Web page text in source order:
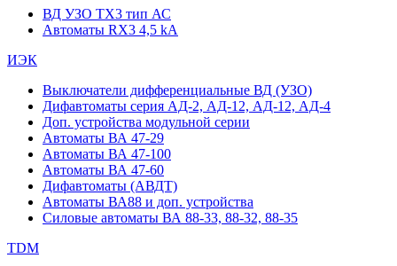
ВД УЗО TX3 тип АС
Автоматы RX3 4,5 kA
ИЭК
Выключатели дифференциальные ВД (УЗО)
Дифавтоматы серия АД-2, АД-12, АД-12, АД-4
Доп. устройства модульной серии
Автоматы ВА 47-29
Автоматы ВА 47-100
Автоматы ВА 47-60
Дифавтоматы (АВДТ)
Автоматы ВА88 и доп. устройства
Силовые автоматы ВА 88-33, 88-32, 88-35
TDM